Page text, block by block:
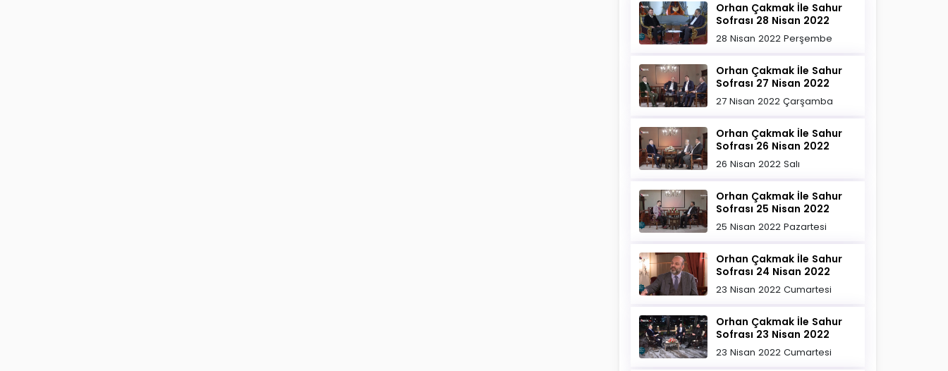
Orhan Çakmak İle Sahur
Sofrası 28 Nisan 2022
28 Nisan 2022 Perşembe
Orhan Çakmak İle Sahur
Sofrası 27 Nisan 2022
27 Nisan 2022 Çarşamba
Orhan Çakmak İle Sahur
Sofrası 26 Nisan 2022
26 Nisan 2022 Salı
Orhan Çakmak İle Sahur
Sofrası 25 Nisan 2022
25 Nisan 2022 Pazartesi
Orhan Çakmak İle Sahur
Sofrası 24 Nisan 2022
23 Nisan 2022 Cumartesi
Orhan Çakmak İle Sahur
Sofrası 23 Nisan 2022
23 Nisan 2022 Cumartesi